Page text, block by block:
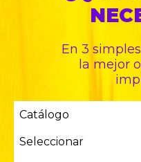
En 3
la mejor